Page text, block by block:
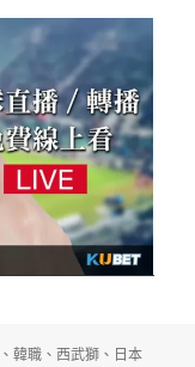
、韓職 、西武獅 、 日本